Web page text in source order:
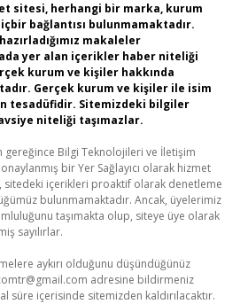
sitesi, herhangi bir marka, kurum
bağlantısı bulunmamaktadır.
makaleler
yer alan içerikler haber niteliği
kurum ve kişiler hakkında
Gerçek kurum ve kişiler ile isim
tesadüfidir. Sitemizdeki bilgiler
niteliği taşımazlar.
gereğince Bilgi Teknolojileri ve İletişim
bir Yer Sağlayıcı olarak hizmet
sitedeki içerikleri proaktif olarak denetleme
bulunmamaktadır. Ancak, üyelerimiz
taşımakta olup, siteye üye olarak
sayılırlar.
aykırı olduğunu düşündüğünüz
adresine bildirmeniz
süre içerisinde sitemizden kaldırılacaktır.